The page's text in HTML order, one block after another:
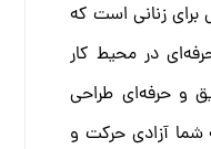
برای زنانی است که
در محیط کار
و حرفه‌ای طراحی
شما آزادی حرکت و